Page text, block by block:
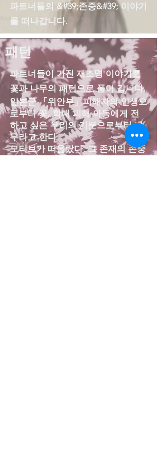
파트너들의 &#39;존중&#39; 이야기
를 떠나갑니다.
패턴
파트너들이 가진 재조명 이야기를
꽃과 나무의 패턴으로 풀어 갑니다.
일본군 「위안부」피해자의 인생으
로부터 꽃, 학대 피해 아동에게 전
하고 싶은 우리의 기분으로부터 나
무라고 한다
모티브가 떠올랐다. 그 존재의 존중